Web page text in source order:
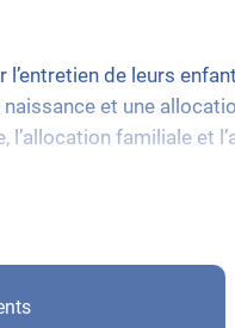
de leurs
et une
l’allocation familiale et